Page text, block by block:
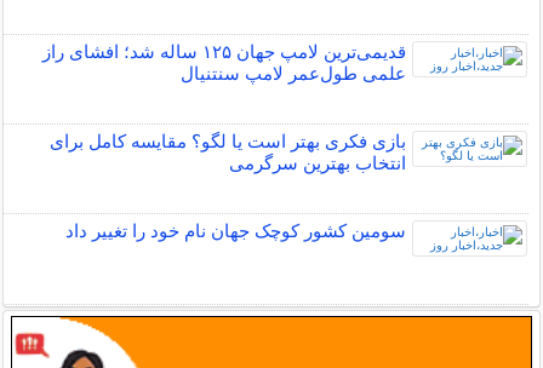
قدیمی‌ترین لامپ جهان ۱۲۵ ساله شد؛ افشای راز
علمی طول‌عمر لامپ سنتنیال
بازی فکری بهتر است یا لگو؟ مقایسه کامل برای
انتخاب بهترین سرگرمی
سومین کشور کوچک جهان نام خود را تغییر داد